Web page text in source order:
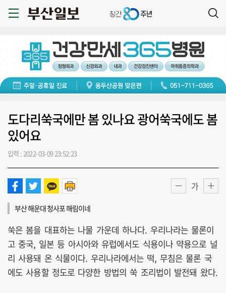
도다리쑥국에만 봄 있나요 광어쑥국에도 봄
있어요
입력 : 2022-03-09 23:52:23
가
부산 해운대 청사포 해림이네
쑥은 봄을 대표하는 나물 가운데 하나다. 우리나라는 물론이
고 중국, 일본 등 아시아와 유럽에서도 식용이나 약용으로 널
리 사용돼 온 식물이다. 우리나라에서는 떡, 무침은 물론 국
에도 사용할 정도로 다양한 방법의 쑥 조리법이 발전돼 왔다.